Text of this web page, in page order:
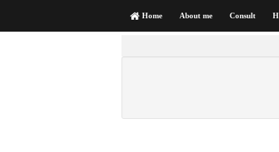
Home About me Consult